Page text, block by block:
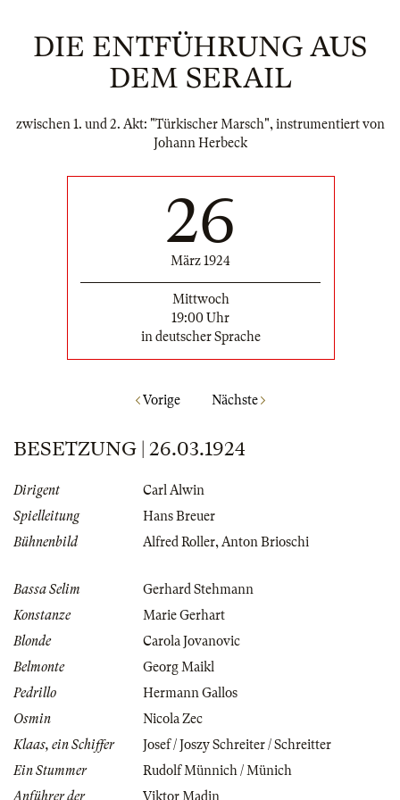
DIE ENTFÜHRUNG AUS
DEM SERAIL
zwischen 1. und 2. Akt: "Türkischer Marsch", instrumentiert von
Johann Herbeck
26
März 1924
Mittwoch
19:00 Uhr
in deutscher Sprache
Vorige Nächste
BESETZUNG | 26.03.1924
Dirigent
Carl Alwin
Spielleitung
Hans Breuer
Bühnenbild
Alfred Roller,Anton Brioschi
Bassa Selim
Gerhard Stehmann
Konstanze
Marie Gerhart
Blonde
Carola Jovanovic
Belmonte
Georg Maikl
Pedrillo
Hermann Gallos
Osmin
Nicola Zec
Klaas, ein Schiffer
Josef / Joszy Schreiter / Schreitter
Ein Stummer
Rudolf Münnich / Münich
Anführer der
Viktor Madin